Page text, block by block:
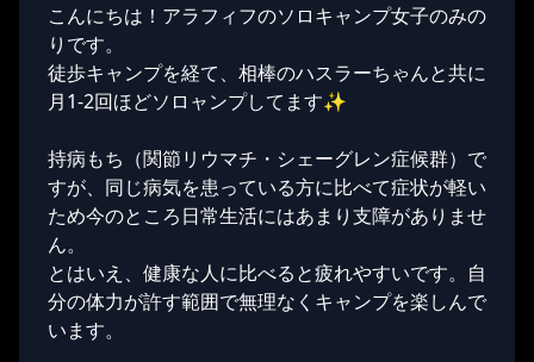
こんにちは！アラフィフのソロキャンプ女子のみの
りです。
徒歩キャンプを経て、相棒のハスラーちゃんと共に
月1-2回ほどソロャンプしてます✨
持病もち（関節リウマチ・シェーグレン症候群）で
すが、同じ病気を患っている方に比べて症状が軽い
ため今のところ日常生活にはあまり支障がありませ
ん。
とはいえ、健康な人に比べると疲れやすいです。自
分の体力が許す範囲で無理なくキャンプを楽しんで
います。